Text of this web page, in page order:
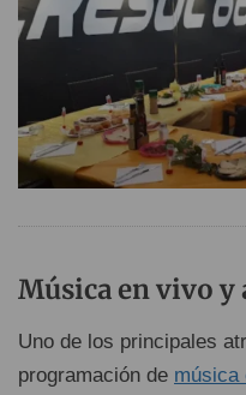
Música en vivo
Uno de los principales
programación de música